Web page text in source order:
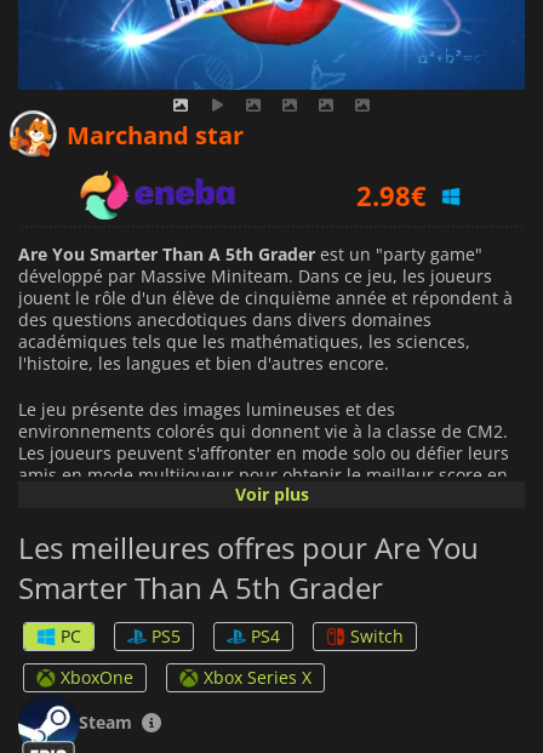
Marchand star
2.98€
14.99€
Are You Smarter Than A 5th Grader est un "party game"
développé par Massive Miniteam. Dans ce jeu, les joueurs
jouent le rôle d'un élève de cinquième année et répondent à
des questions anecdotiques dans divers domaines
académiques tels que les mathématiques, les sciences,
l'histoire, les langues et bien d'autres encore.
Le jeu présente des images lumineuses et des
environnements colorés qui donnent vie à la classe de CM2.
Les joueurs peuvent s'affronter en mode solo ou défier leurs
amis en mode multijoueur pour obtenir le meilleur score en
tentant de répondre correctement au plus grand nombre de
distincts dont la difficulté et l'intérêt augmentent à chaque
nouvelle vague.
bande sonore entraînante composée par Chris Geddes qui
apporte nostalgie et joie à votre session de jeu. Tout au long
du jeu, les joueurs peuvent choisir parmi quatre bonus
uniques ou obtenir l'aide de leurs amis, ce qui peut leur
donner un avantage pour répondre correctement aux
questions délicates.
Voir plus
Les meilleures offres pour Are You
Smarter Than A 5th Grader
PC PS5 PS4
Switch
XboxOne
Xbox Series X
Steam